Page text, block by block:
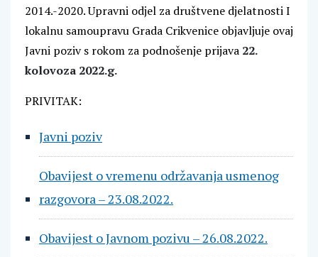
2014.-2020. Upravni odjel za društvene djelatnosti I
lokalnu samoupravu Grada Crikvenice objavljuje ovaj
Javni poziv s rokom za podnošenje prijava 22.
kolovoza 2022.g.
PRIVITAK:
Javni poziv
Obavijest o vremenu održavanja usmenog
razgovora – 23.08.2022.
Obavijest o Javnom pozivu – 26.08.2022.